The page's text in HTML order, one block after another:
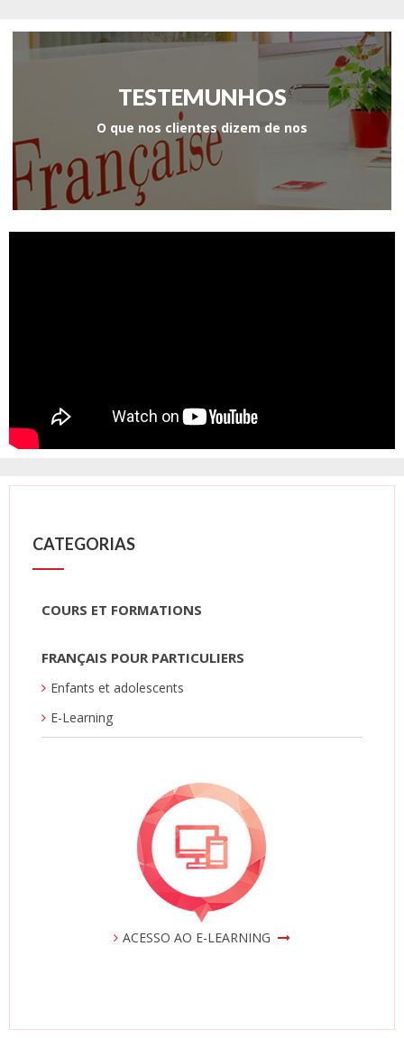
TESTEMUNHOS
O que nos clientes dizem de nos
CATEGORIAS
COURS ET FORMATIONS
FRANÇAIS POUR PARTICULIERS
Enfants et adolescents
E-Learning
ACESSO AO E-LEARNING